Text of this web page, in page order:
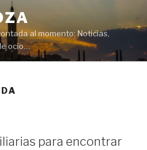
al momento: Noticias,
ocio…
para encontrar